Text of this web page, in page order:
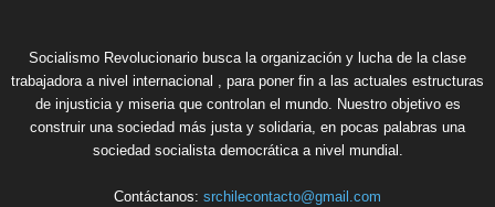
Socialismo Revolucionario busca la organización y lucha de la clase
trabajadora a nivel internacional , para poner fin a las actuales estructuras
de injusticia y miseria que controlan el mundo. Nuestro objetivo es
construir una sociedad más justa y solidaria, en pocas palabras una
sociedad socialista democrática a nivel mundial.
Contáctanos: srchilecontacto@gmail.com